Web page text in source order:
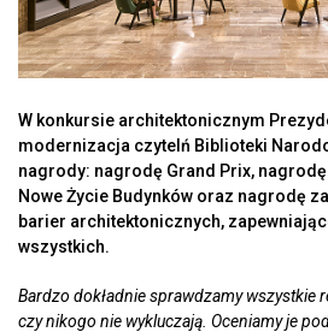
W konkursie architektonicznym
modernizacja czytelń Biblioteki
nagrody: nagrodę Grand Prix,
Nowe Życie Budynków oraz nagrodę
barier architektonicznych,
wszystkich.
Bardzo dokładnie sprawdzamy wszystkie
czy nikogo nie wykluczają. Oceniamy je